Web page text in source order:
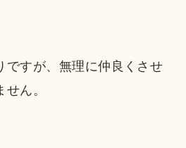
ですが、無理に仲良くさせ
ん。